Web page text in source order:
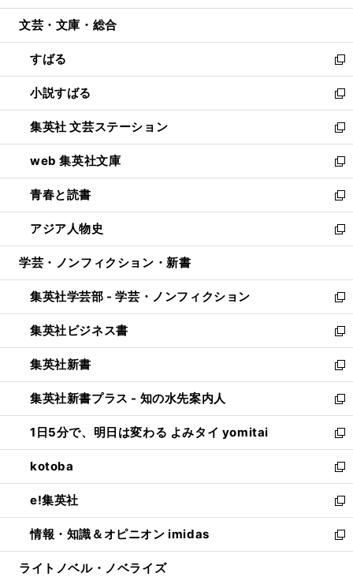
開
ウ
開
く
ン
ウ
で
開
く
ウ
ン
ド
ウ
で
開
く
文芸・文庫・総合
すばる
新
し
い
ウ
ィ
ン
ド
ウ
で
開
く
小説すばる
新
し
い
ウ
ィ
ン
ド
ウ
で
開
集英社 文芸ステーション
新
し
い
ウ
ィ
ン
ド
ウ
開
く
web 集英社文庫
新
し
い
ウ
ィ
ン
ウ
で
開
く
青春と読書
新
し
い
ウ
ン
ド
ウ
で
開
く
アジア人物史
新
し
ウ
ィ
ン
ド
ウ
で
開
く
学芸・ノンフィクション・新書
集英社学芸部 - 学芸・ノンフィクション
新
し
い
ウ
ィ
ン
ド
ウ
で
開
く
集英社ビジネス書
新
し
い
ウ
ィ
ン
ド
ウ
で
開
く
集英社新書
新
し
い
ウ
ィ
ン
ド
ウ
で
開
く
集英社新書プラス - 知の水先案内人
新
し
い
ウ
ィ
ン
ド
ウ
で
開
1日5分で、明日は変わる よみタイ yomitai
新
し
い
ウ
ィ
ン
ド
ウ
kotoba
新
し
い
ウ
ィ
ン
e!集英社
新
し
い
ウ
情報・知識＆オピニオン imidas
新
し
ライトノベル・ノベライズ